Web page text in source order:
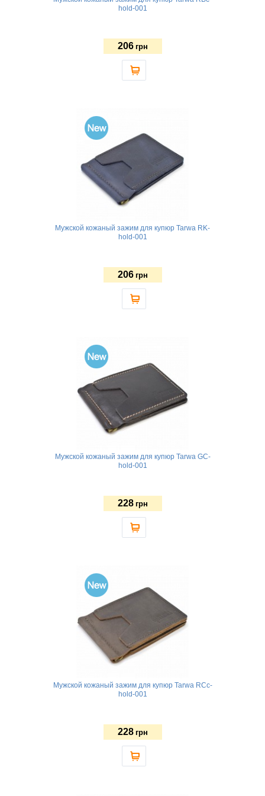
hold-001
206 грн
Мужской кожаный зажим для купюр Tarwa RK-
hold-001
206 грн
Мужской кожаный зажим для купюр Tarwa GC-
hold-001
228 грн
Мужской кожаный зажим для купюр Tarwa RCc-
hold-001
228 грн